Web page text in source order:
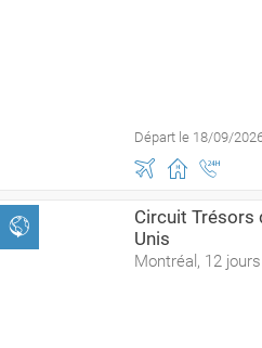
Départ le 18/09/
Circuit Trésors
Unis
Montréal, 12 jours